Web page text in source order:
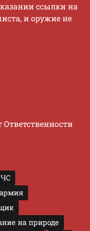
ccылки нa
и opужиe нe
Ответственности
ЧС
армия
на природе